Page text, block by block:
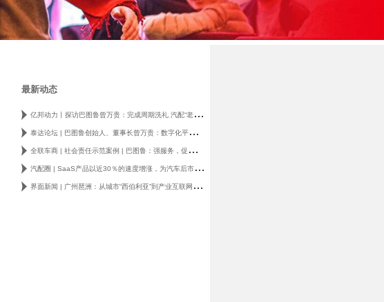
最新动态
亿
邦动力丨探访巴图鲁曾万贵：完成周期洗礼 汽配“老法师”找到数智化采购新节奏
泰
达论坛 | 巴图鲁创始人、董事长曾万贵：数字化平台赋能汽车拆解与后市场配件流通
全
联车商 | 社会责任示范案例 | 巴图鲁：强服务，促就业，重管理
汽
配圈 | SaaS产品以近30％的速度增涨，为汽车后市场领域提供哪些服务？
界
面新闻 | 广州琶洲：从城市“西伯利亚”到产业互联网高地